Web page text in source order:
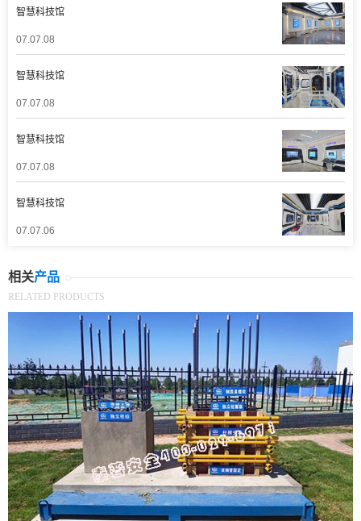
智慧科技馆
07.07.08
智慧科技馆
07.07.08
智慧科技馆
07.07.08
智慧科技馆
07.07.06
相关产品
RELATED PRODUCTS